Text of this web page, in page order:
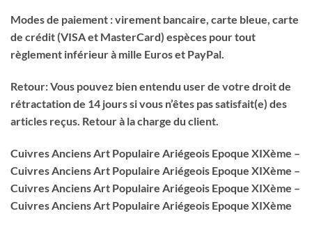
Modes de paiement : virement bancaire, carte bleue, carte
de crédit (VISA et MasterCard) espèces pour tout
règlement inférieur à mille Euros et PayPal.
Retour: Vous pouvez bien entendu user de votre droit de
rétractation de 14 jours si vous n’êtes pas satisfait(e) des
articles reçus. Retour à la charge du client.
Cuivres Anciens Art Populaire Ariégeois Epoque XIXème –
Cuivres Anciens Art Populaire Ariégeois Epoque XIXème –
Cuivres Anciens Art Populaire Ariégeois Epoque XIXème –
Cuivres Anciens Art Populaire Ariégeois Epoque XIXème